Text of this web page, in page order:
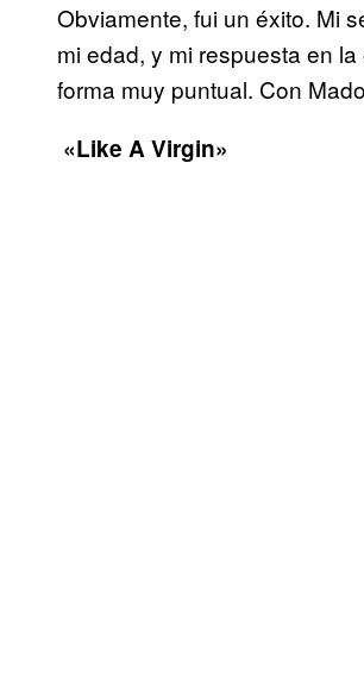
Obviamente, fui un éxito. Mi
mi edad, y mi respuesta en
forma muy puntual. Con
«Like A Virgin»